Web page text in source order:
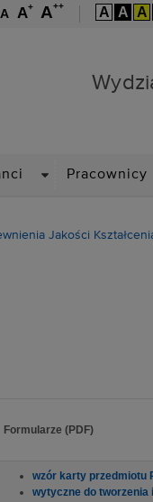
A A+ A++ A A A
Pracownicy
Jakości
Formularze (PDF)
wzór karty przedmiotu
wytyczne do